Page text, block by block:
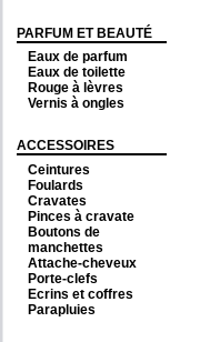
PARFUM ET BEAUTÉ
Eaux de parfum
Eaux de toilette
Rouge à lèvres
Vernis à ongles
ACCESSOIRES
Ceintures
Foulards
Cravates
Pinces à cravate
Boutons de
manchettes
Attache-cheveux
Porte-clefs
Ecrins et coffres
Parapluies